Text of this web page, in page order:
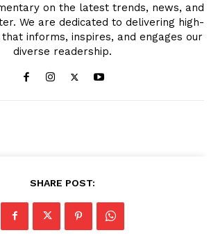
on the latest trends, news, and
We are dedicated to delivering high-
informs, inspires, and engages our
diverse readership.
SHARE POST: